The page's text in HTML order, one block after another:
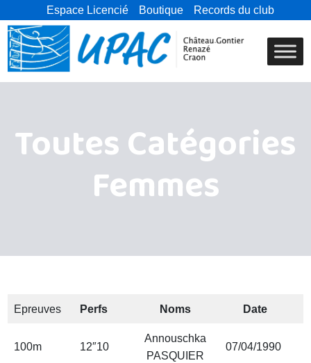
Espace Licencié Boutique Records du club
Toutes Catégories
Femmes
Epreuves Perfs Noms Date
100m 12″10
Annouschka
PASQUIER
07/04/1990